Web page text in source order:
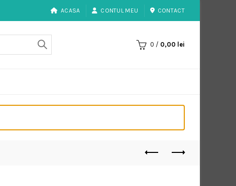
ACASA CONTUL MEU CONTACT
0 / 0,00 lei